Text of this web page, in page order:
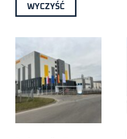
WYCZYŚĆ